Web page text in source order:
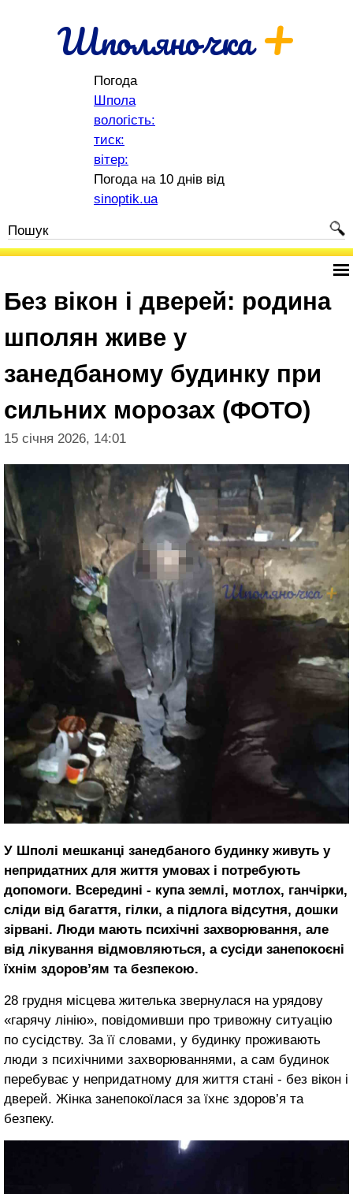
Шполяночка+
Погода
Шпола
вологість:
тиск:
вітер:
Погода на 10 днів від
sinoptik.ua
Без вікон і дверей: родина
шполян живе у
занедбаному будинку при
сильних морозах (ФОТО)
15 січня 2026, 14:01
У Шполі мешканці занедбаного будинку живуть у
непридатних для життя умовах і потребують
допомоги. Всередині - купа землі, мотлох, ганчірки,
сліди від багаття, гілки, а підлога відсутня, дошки
зірвані. Люди мають психічні захворювання, але
від лікування відмовляються, а сусіди занепокоєні
їхнім здоров’ям та безпекою.
28 грудня місцева жителька звернулася на урядову
«гарячу лінію», повідомивши про тривожну ситуацію
по сусідству. За її словами, у будинку проживають
люди з психічними захворюваннями, а сам будинок
перебуває у непридатному для життя стані - без вікон і
дверей. Жінка занепокоїлася за їхнє здоров’я та
безпеку.